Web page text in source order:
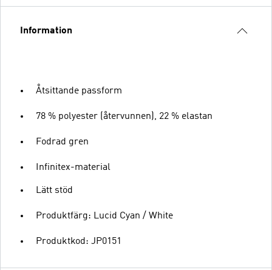
Information
Åtsittande passform
78 % polyester (återvunnen), 22 % elastan
Fodrad gren
Infinitex-material
Lätt stöd
Produktfärg: Lucid Cyan / White
Produktkod: JP0151